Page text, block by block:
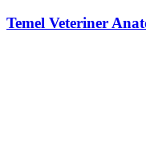
Temel Veteriner